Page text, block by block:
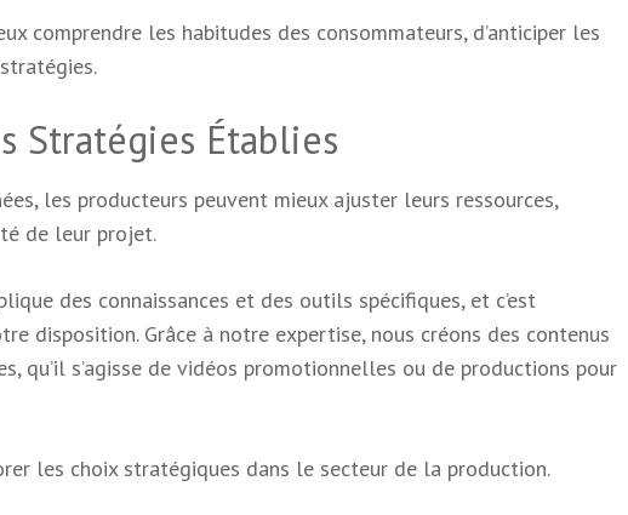
comprendre les habitudes des consommateurs, d’anticiper les
Stratégies Établies
les producteurs peuvent mieux ajuster leurs ressources,
de leur projet.
des connaissances et des outils spécifiques, et c’est
disposition. Grâce à notre expertise, nous créons des contenus
qu’il s’agisse de vidéos promotionnelles ou de productions pour
les choix stratégiques dans le secteur de la production.